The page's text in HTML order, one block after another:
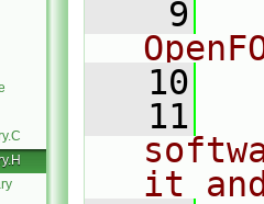
    9
   10
   11
it